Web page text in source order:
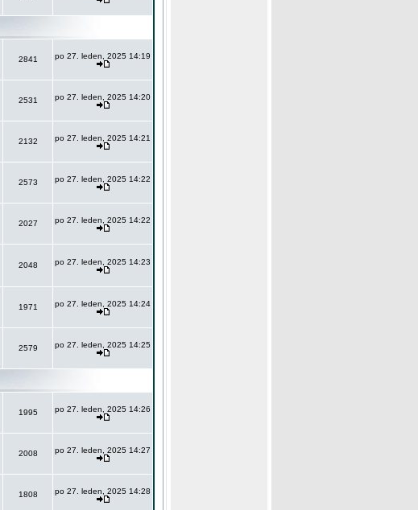
2841 po 27. leden, 2025 14:19
2531 po 27. leden, 2025 14:20
2132 po 27. leden, 2025 14:21
2573 po 27. leden, 2025 14:22
2027 po 27. leden, 2025 14:22
2048 po 27. leden, 2025 14:23
1971 po 27. leden, 2025 14:24
2579 po 27. leden, 2025 14:25
1995 po 27. leden, 2025 14:26
2008 po 27. leden, 2025 14:27
1808 po 27. leden, 2025 14:28